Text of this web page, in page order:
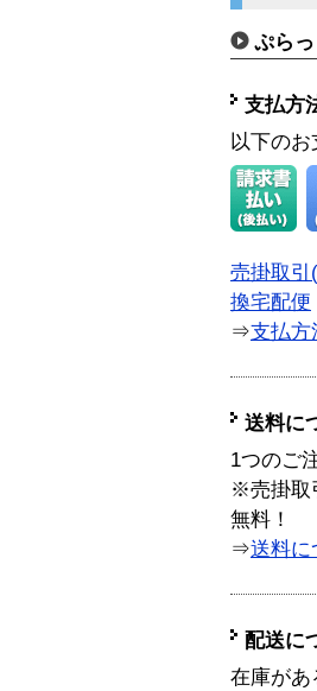
ぷら
支払方
以下の
売掛取引
換宅配便
⇒支払方
送料に
1つのご
※売掛取
無料！
⇒送料に
配送に
在庫があ